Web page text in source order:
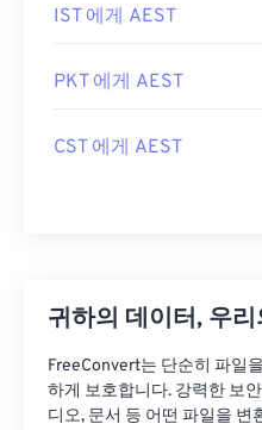
IST 에게 AEST
PKT 에게 AEST
CST 에게 AEST
귀하의 데이터, 우
FreeConvert는 단순히 파일
하게 보호합니다. 강력한 보
디오, 문서 등 어떤 파일을 변